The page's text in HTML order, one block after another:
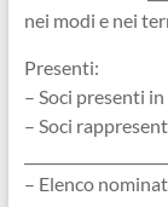
nei modi e nei
Presenti:
– Soci presenti in
– Soci
– Elenco